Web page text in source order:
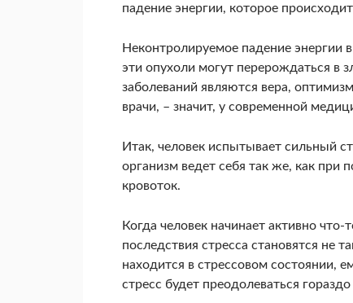
падение энергии, которое
Неконтролируемое падение энергии
эти опухоли могут перерождаться в
заболеваний являются вера,
врачи, – значит, у современной
Итак, человек испытывает сильный
организм ведет себя так же, как при
кровоток.
Когда человек начинает активно
последствия стресса становятся не
находится в стрессовом состоянии,
стресс будет преодолеваться гораздо